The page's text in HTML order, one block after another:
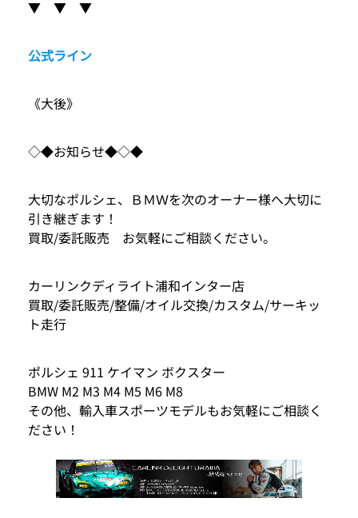
▼ ▼ ▼
公式ライン
《大後》
◇◆お知らせ◆◇◆
大切なポルシェ、ＢＭＷを次のオーナー様へ大切に
引き継ぎます！
買取/委託販売 お気軽にご相談ください。
カーリンクディライト浦和インター店
買取/委託販売/整備/オイル交換/カスタム/サーキッ
ト走行
ポルシェ 911 ケイマン ボクスター
BMW M2 M3 M4 M5 M6 M8
その他、輸入車スポーツモデルもお気軽にご相談く
ださい！